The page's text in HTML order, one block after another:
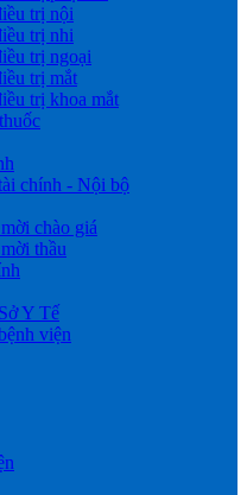
trị nội
trị nhi
trị ngoại
trị mắt
trị khoa mắt
chính - Nội bộ
chào giá
thầu
Y Tế
viện